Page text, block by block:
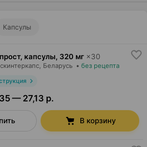
Капсулы
капсулы, 320 мг ×30
, Беларусь • без рецепта
— 27,13 р.
В корзину